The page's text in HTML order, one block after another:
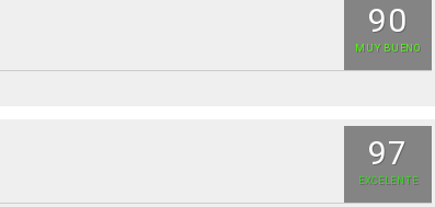
90
MUY BUENO
97
EXCELENTE